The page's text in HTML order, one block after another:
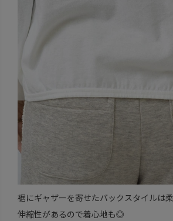
裾にギャザーを寄せたバックスタイルは柔
伸縮性があるので着心地も◎